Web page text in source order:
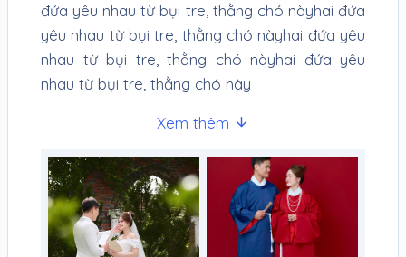
đứa yêu nhau từ bụi tre, thằng chó nàyhai đứa
yêu nhau từ bụi tre, thằng chó nàyhai đứa yêu
nhau từ bụi tre, thằng chó nàyhai đứa yêu
nhau từ bụi tre, thằng chó này
Xem thêm